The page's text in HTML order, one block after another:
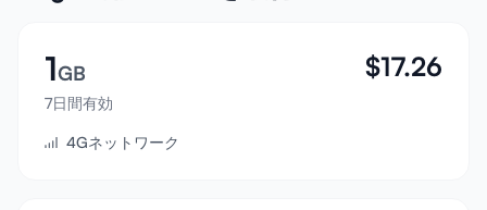
友達を紹介
アフィリエイトになる
ヘルプセンター
1GB
7日間有効
$17.26
4Gネットワーク